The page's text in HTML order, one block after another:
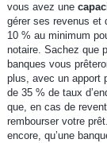
vous avez une
gérer ses revenus et
10 % au minimum
notaire. Sachez que
banques vous
plus, avec un apport
de 35 % de taux
que, en cas de
rembourser votre
encore, qu’une